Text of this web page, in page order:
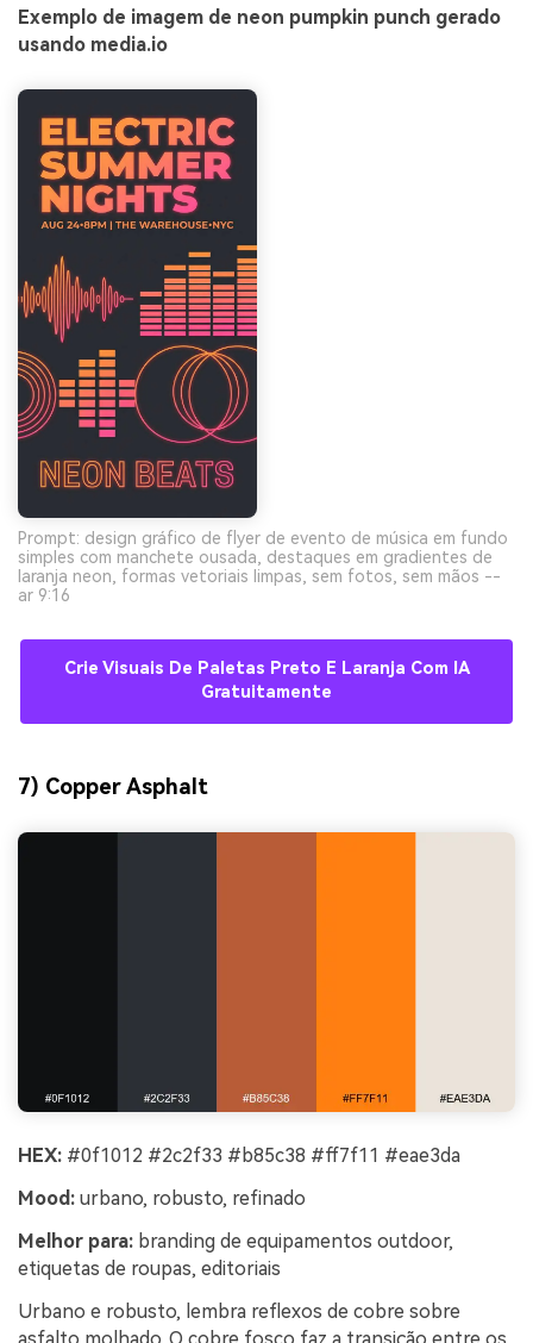
Exemplo de imagem de neon pumpkin punch gerado
usando media.io
Prompt: design gráfico de flyer de evento de música em fundo
simples com manchete ousada, destaques em gradientes de
laranja neon, formas vetoriais limpas, sem fotos, sem mãos --
ar 9:16
Crie Visuais De Paletas Preto E Laranja Com IA
Gratuitamente
7) Copper Asphalt
HEX: #0f1012 #2c2f33 #b85c38 #ff7f11 #eae3da
Mood: urbano, robusto, refinado
Melhor para: branding de equipamentos outdoor,
etiquetas de roupas, editoriais
Urbano e robusto, lembra reflexos de cobre sobre